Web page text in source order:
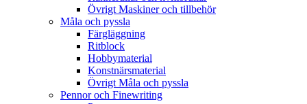
Övrigt Maskiner och tillbehör
Måla och pyssla
Färgläggning
Ritblock
Hobbymaterial
Konstnärsmaterial
Övrigt Måla och pyssla
Pennor och Finewriting